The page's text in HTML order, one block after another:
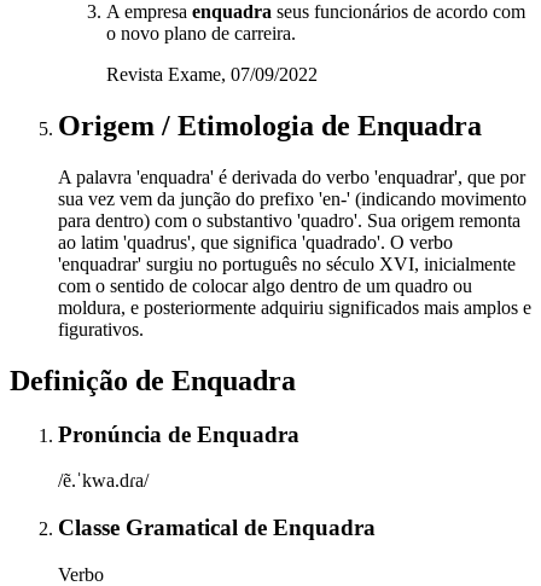
A empresa enquadra seus funcionários de acordo com
o novo plano de carreira.
Revista Exame, 07/09/2022
Origem / Etimologia de Enquadra
A palavra 'enquadra' é derivada do verbo 'enquadrar', que por
sua vez vem da junção do prefixo 'en-' (indicando movimento
para dentro) com o substantivo 'quadro'. Sua origem remonta
ao latim 'quadrus', que significa 'quadrado'. O verbo
'enquadrar' surgiu no português no século XVI, inicialmente
com o sentido de colocar algo dentro de um quadro ou
moldura, e posteriormente adquiriu significados mais amplos e
figurativos.
Definição de Enquadra
Pronúncia de Enquadra
/ẽ.ˈkwa.dɾa/
Classe Gramatical de Enquadra
Verbo